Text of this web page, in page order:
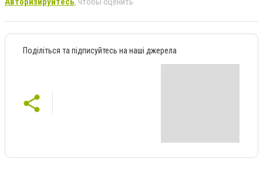
Поділіться та підписуйтесь на наші джерела